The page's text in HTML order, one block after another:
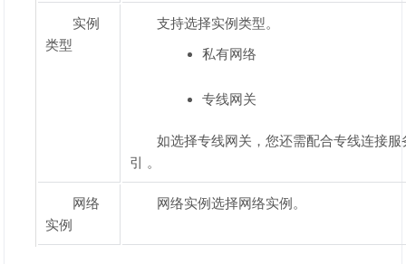
实例
类型
支持选择实例类型。
私有网络
专线网关
如选择专线网关，您还需配合专线连接
引 。
网络
实例
网络实例选择网络实例。